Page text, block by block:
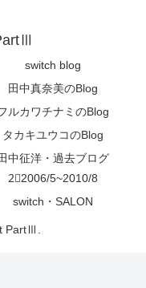
switch blog
田中真奈美のBlog
ルカワチナミのBlog
タカキユウコのBlog
中征洋・過去ブログ
2⃣2006/5~2010/8
switch・SALON
PartⅢ.